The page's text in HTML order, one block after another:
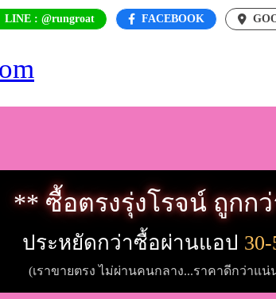
LINE : @rungroat FACEBOOK
** ซื้อตรงรุ่งโรจน์ ถูกก
ประหยัดกว่าซื้อผ่านแอป
(เราขายตรง ไม่ผ่านคนกลาง...ราคาดีกว่าแน่